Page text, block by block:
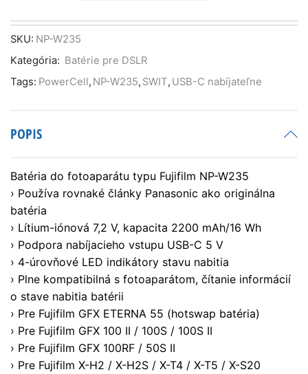
NP-
W235
USB-
C
W235
longer
battery
with
indicators,
SKU: NP-W235
Kategória: Batérie pre DSLR
Tags: PowerCell, NP-W235, SWIT, USB-C nabíjateľne
POPIS
Batéria do fotoaparátu typu Fujifilm NP-W235
› Používa rovnaké články Panasonic ako originálna
batéria
› Lítium-iónová 7,2 V, kapacita 2200 mAh/16 Wh
› Podpora nabíjacieho vstupu USB-C 5 V
› 4-úrovňové LED indikátory stavu nabitia
› Plne kompatibilná s fotoaparátom, čítanie informácií
o stave nabitia batérii
› ​​Pre Fujifilm GFX ETERNA 55 (hotswap batéria)
› Pre Fujifilm GFX 100 II / 100S / 100S II
› Pre Fujifilm GFX 100RF / 50S II
› Pre Fujifilm X-H2 / X-H2S / X-T4 / X-T5 / X-S20